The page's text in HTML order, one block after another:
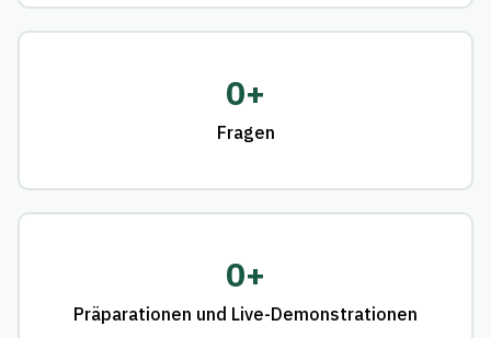
0+
Fragen
0+
Präparationen und Live-Demonstrationen